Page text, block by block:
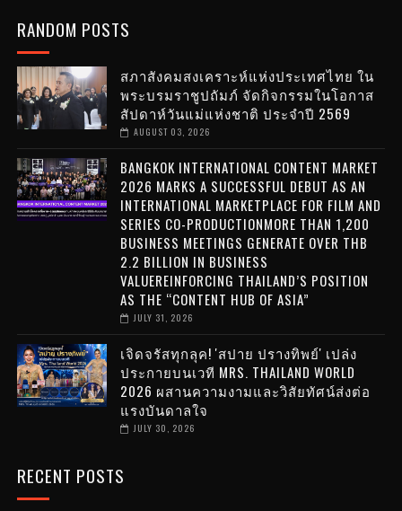
RANDOM POSTS
สภาสังคมสงเคราะห์แห่งประเทศไทย ใน
พระบรมราชูปถัมภ์ จัดกิจกรรมในโอกาส
สัปดาห์วันแม่แห่งชาติ ประจำปี 2569
AUGUST 03, 2026
BANGKOK INTERNATIONAL CONTENT MARKET
2026 MARKS A SUCCESSFUL DEBUT AS AN
INTERNATIONAL MARKETPLACE FOR FILM AND
SERIES CO-PRODUCTIONMORE THAN 1,200
BUSINESS MEETINGS GENERATE OVER THB
2.2 BILLION IN BUSINESS
VALUEREINFORCING THAILAND’S POSITION
AS THE “CONTENT HUB OF ASIA”
JULY 31, 2026
เจิดจรัสทุกลุค! 'สปาย ปรางทิพย์' เปล่ง
ประกายบนเวที MRS. THAILAND WORLD
2026 ผสานความงามและวิสัยทัศน์ส่งต่อ
แรงบันดาลใจ
JULY 30, 2026
RECENT POSTS